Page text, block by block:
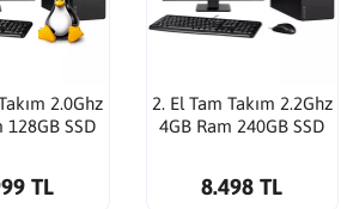
2.0Ghz
128GB SSD
TL
2. El Tam Takım 2.2Ghz
4GB Ram 240GB SSD
8.498 TL